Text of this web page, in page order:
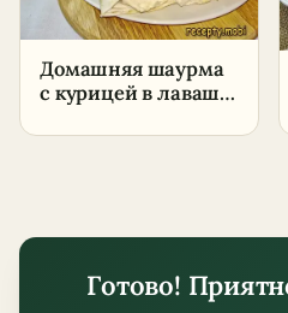
Домашняя шаурма
с курицей в лаваше
рецепт в домашних
Готово!